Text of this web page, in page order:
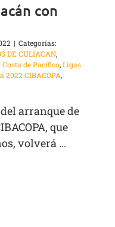
con
| Categorías:
DE CULIACAN,
de Pacifico,Ligas
2022 CIBACOPA,
arranque de
que
volverá ...